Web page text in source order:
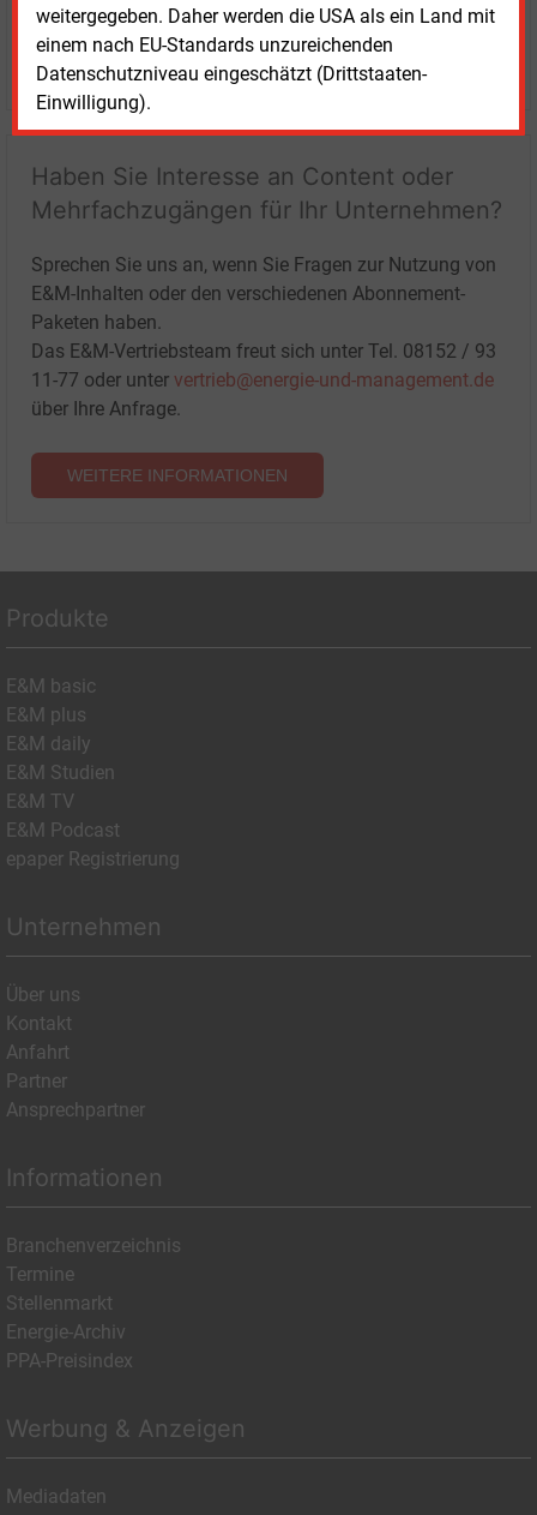
weitergegeben. Daher werden die USA als ein Land mit
einem nach EU-Standards unzureichenden
Datenschutzniveau eingeschätzt (Drittstaaten-
Einwilligung).
LOGIN
Haben Sie Interesse an Content oder
Mehrfachzugängen für Ihr Unternehmen?
Sprechen Sie uns an, wenn Sie Fragen zur Nutzung von
E&M-Inhalten oder den verschiedenen Abonnement-
Paketen haben.
Das E&M-Vertriebsteam freut sich unter Tel. 08152 / 93
11-77 oder unter vertrieb@energie-und-management.de
über Ihre Anfrage.
WEITERE INFORMATIONEN
Produkte
E&M basic
E&M plus
E&M daily
E&M Studien
E&M TV
E&M Podcast
epaper Registrierung
Unternehmen
Über uns
Kontakt
Anfahrt
Partner
Ansprechpartner
Informationen
Branchenverzeichnis
Termine
Stellenmarkt
Energie-Archiv
PPA-Preisindex
Werbung & Anzeigen
Mediadaten